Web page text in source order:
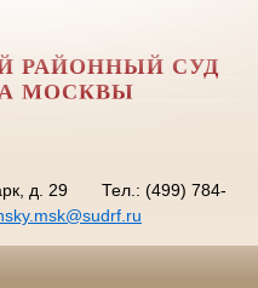
РАЙОННЫЙ СУД
МОСКВЫ
д. 29
Тел.: (499) 784-